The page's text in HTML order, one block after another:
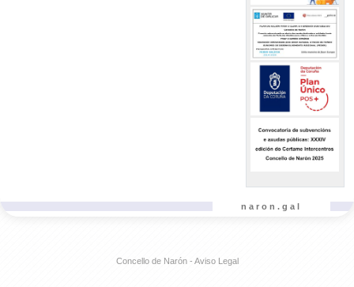
naron.gal
Concello de Narón - Aviso Legal